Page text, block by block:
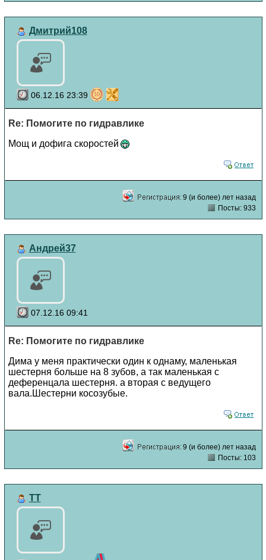
Дмитрий108
06.12.16 23:39
Re: Помогите по гидравлике
Мощ и дофига скоростей
9 (и более) лет назад
Посты: 933
Андрей37
07.12.16 09:41
Re: Помогите по гидравлике
Дима у меня практически один к однаму, маленькая
шестерня больше на 8 зубов, а так маленькая с
деференцала шестерня. а вторая с ведущего
вала.Шестерни косозубые.
9 (и более) лет назад
Посты: 103
TT